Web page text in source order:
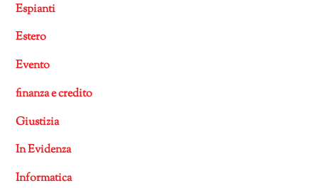
Espianti
Estero
Evento
finanza e credito
Giustizia
In Evidenza
Informatica